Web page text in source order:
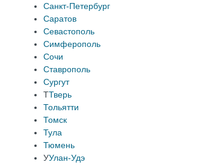
Санкт-Петербург
Саратов
Севастополь
Симферополь
Сочи
Ставрополь
Сургут
ТТверь
Тольятти
Томск
Тула
Тюмень
УУлан-Удэ